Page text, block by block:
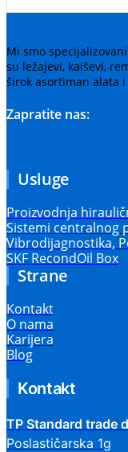
Mi smo
su ležajevi, kaiševi,
širok asortiman alata
Zapratite nas:
Usluge
Proizvodnja
Sistemi centralnog
Vibrodijagnostika,
SKF RecondOil Box
Strane
Kontakt
O nama
Karijera
Blog
Kontakt
TP Standard trade
Poslastičarska 1g